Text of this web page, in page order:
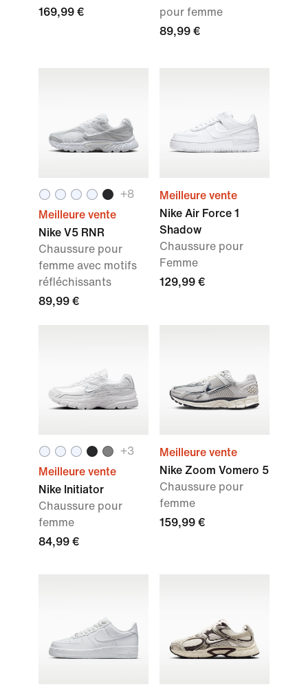
169,99 €
pour femme
89,99 €
+8
Meilleure vente
Nike V5 RNR
Chaussure pour
femme avec motifs
réfléchissants
89,99 €
Meilleure vente
Nike Air Force 1
Shadow
Chaussure pour
Femme
129,99 €
+3
Meilleure vente
Nike Initiator
Chaussure pour
femme
84,99 €
Meilleure vente
Nike Zoom Vomero 5
Chaussure pour
femme
159,99 €